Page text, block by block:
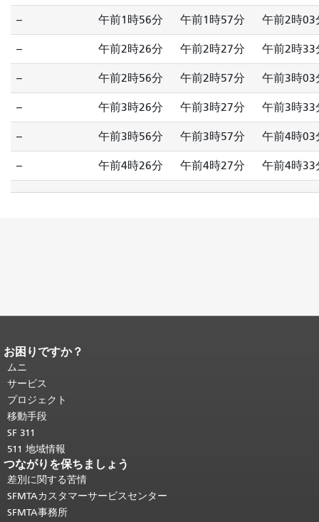
-- 午前1時56分 午前1時57分 午前2時03
-- 午前2時26分 午前2時27分 午前2時33
-- 午前2時56分 午前2時57分 午前3時03
-- 午前3時26分 午前3時27分 午前3時33
-- 午前3時56分 午前3時57分 午前4時03
-- 午前4時26分 午前4時27分 午前4時33
ページコンテンツの終わり。
ジの残りの部分はすべてのページで繰
り返されます。
頭に戻る。
お困りですか？
ムニ
サービス
プロジェクト
移動手段
SF 311
511 地域情報
つながりを保ちましょう
差別に関する苦情
SFMTAカスタマーサービスセンター
SFMTA事務所